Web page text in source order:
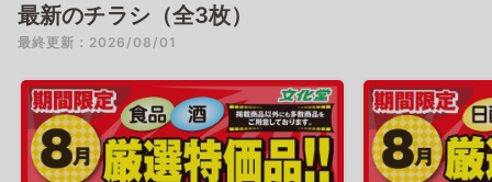
最新のチラシ（全3枚）
最終更新：2026/08/01